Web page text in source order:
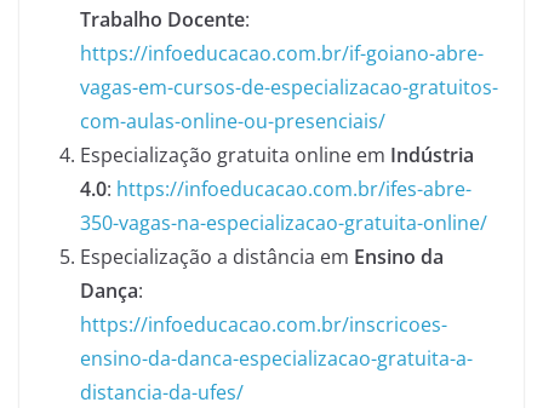
Trabalho Docente:
https://infoeducacao.com.br/if-goiano-abre-
vagas-em-cursos-de-especializacao-gratuitos-
com-aulas-online-ou-presenciais/
Especialização gratuita online em Indústria
4.0: https://infoeducacao.com.br/ifes-abre-
350-vagas-na-especializacao-gratuita-online/
Especialização a distância em Ensino da
Dança:
https://infoeducacao.com.br/inscricoes-
ensino-da-danca-especializacao-gratuita-a-
distancia-da-ufes/